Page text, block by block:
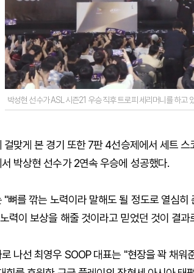
박성현 선수가 ASL 시즌21 우승 직후 트로피 세리머니를 하고
걸맞게 본 경기 또한 7판 4선승제에서 세트
박상현 선수가 2연속 우승에 성공했다.
"뼈를 깎는 노력이라 말해도 될 정도로 열심
력이 보상을 해줄 것이라고 믿었던 것이 결
나선 최영우 SOOP 대표는 "현장을 꽉 채